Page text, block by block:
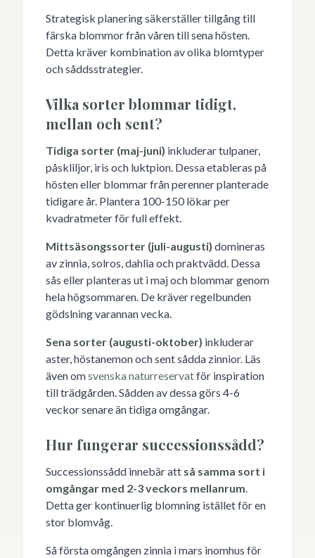
Strategisk planering säkerställer tillgång till
färska blommor från våren till sena hösten.
Detta kräver kombination av olika blomtyper
och såddsstrategier.
Vilka sorter blommar tidigt,
mellan och sent?
Tidiga sorter (maj-juni) inkluderar tulpaner,
påskliljor, iris och luktpion. Dessa etableras på
hösten eller blommar från perenner planterade
tidigare år. Plantera 100-150 lökar per
kvadratmeter för full effekt.
Mittsäsongssorter (juli-augusti) domineras
av zinnia, solros, dahlia och praktvädd. Dessa
sås eller planteras ut i maj och blommar genom
hela högsommaren. De kräver regelbunden
gödslning varannan vecka.
Sena sorter (augusti-oktober) inkluderar
aster, höstanemon och sent sådda zinnior. Läs
även omsvenska naturreservatför inspiration
till trädgården. Sådden av dessa görs 4-6
veckor senare än tidiga omgångar.
Hur fungerar successionssådd?
Successionssådd innebär att så samma sort i
omgångar med 2-3 veckors mellanrum.
Detta ger kontinuerlig blomning istället för en
stor blomvåg.
Så första omgången zinnia i mars inomhus för